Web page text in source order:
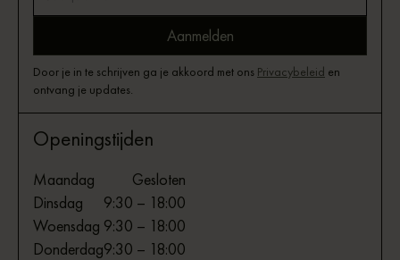
Door je in te schrijven ga je akkoord met ons Privacybeleid en
ontvang je updates.
Openingstijden
Maandag
Gesloten
Dinsdag
9:30 – 18:00
Woensdag 9:30 – 18:00
Donderdag9:30 – 18:00